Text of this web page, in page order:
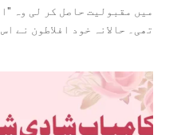
میں مقبولیت حاصل کر لی وہ
تھی۔ حالانہ خود افلاطون نے